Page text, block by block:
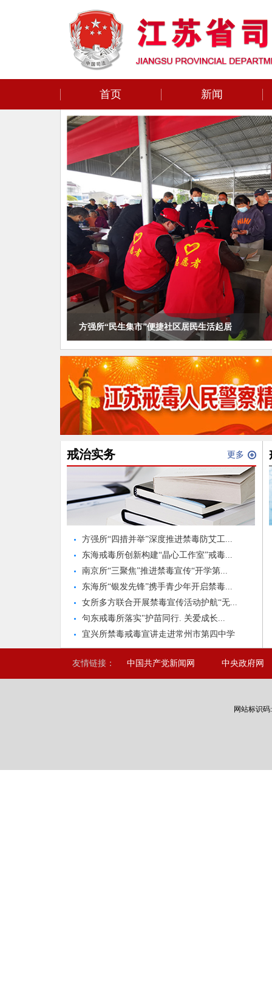
首页 新闻
方强所“民生集市”便捷社区居民生活起居
【世界读书日】女所组织民警开展“沐浴书香 学史
太湖所第100场青锋禁毒课堂走进苏州大学实验学校
泰州指导站春节前走访慰问困难照管对象家庭
女所恢复戒毒人员现场探访工作
戒治实务 更多
方强所“四措并举”深度推进禁毒防艾工...
东海戒毒所创新构建“晶心工作室”戒毒...
南京所“三聚焦”推进禁毒宣传“开学第...
东海所“银发先锋”携手青少年开启禁毒...
女所多方联合开展禁毒宣传活动护航“无...
句东戒毒所落实"护苗同行. 关爱成长...
宜兴所禁毒戒毒宣讲走进常州市第四中学
友情链接： 中国共产党新闻网 中央政府网
网站标识码